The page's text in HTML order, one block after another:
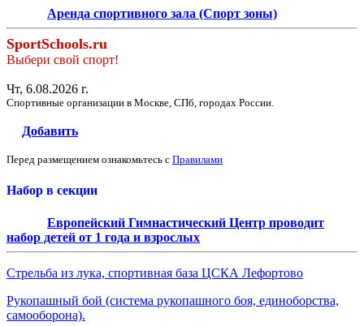
Аренда спортивного зала (Спорт зоны)
SportSchools.ru
Выбери свой спорт!
Чт, 6.08.2026 г.
Спортивные организации в Москве, СПб, городах России.
Добавить
Перед размещением ознакомьтесь с Правилами
Набор в секции
Европейский Гимнастический Центр проводит
набор детей от 1 года и взрослых
Стрельба из лука, спортивная база ЦСКА Лефортово
Рукопашный бой (система рукопашного боя, единоборства,
самооборона).